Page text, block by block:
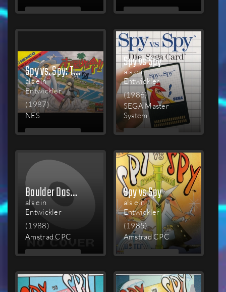
MEHR MEHR
Spy vs. Spy: The Island Caper
als ein
Entwickler
(1987)
NES
MEHR
Spy vs Spy
als ein
Entwickler
(1986)
SEGA Master
System
MEHR
Boulder Dash: Construction Kit
als ein
Entwickler
(1988)
Amstrad CPC
MEHR
Spy vs Spy
als ein
Entwickler
(1985)
Amstrad CPC
MEHR